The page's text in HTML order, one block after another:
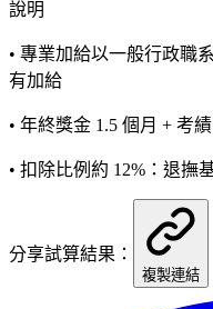
說明
• 專業加給以一般行政職
有加給
• 年終獎金 1.5 個月 + 考
• 扣除比例約 12%：退撫
分享試算結果：
複製連結